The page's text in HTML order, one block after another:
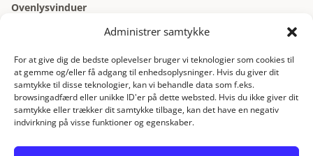
Administrer samtykke
For at give dig de bedste oplevelser bruger vi teknologier som cookies til
at gemme og/eller få adgang til enhedsoplysninger. Hvis du giver dit
samtykke til disse teknologier, kan vi behandle data som f.eks.
browsingadfærd eller unikke ID'er på dette websted. Hvis du ikke giver dit
samtykke eller trækker dit samtykke tilbage, kan det have en negativ
indvirkning på visse funktioner og egenskaber.
Ovenlysvinduer
Vinduer der åbner indad
GARDINBUS
Gardinbus
Gratis gardinbus
Gratis opmåling
Gardiner online